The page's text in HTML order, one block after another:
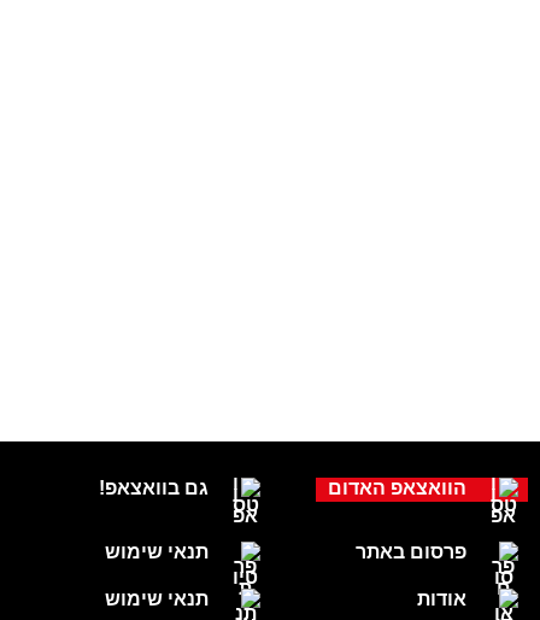
גם בוואצאפ!
תנאי שימוש
תנאי שימוש
הוואצאפ האדום
פרסום באתר
אודות